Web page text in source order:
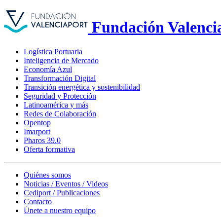
Fundación
Logística Portuaria
Inteligencia de Mercado
Economía Azul
Transformación Digital
Transición energética y sostenibilidad
Seguridad y Protección
Latinoamérica y más
Redes de Colaboración
Opentop
Imarport
Pharos 39.0
Oferta formativa
Quiénes somos
Noticias / Eventos / Videos
Cediport / Publicaciones
Contacto
Únete a nuestro equipo